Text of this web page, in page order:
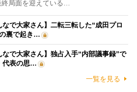
終局面を迎えている…
なで大家さん】二転三転した“成田プロ
裏で起き…
なで大家さん】独占入手“内部議事録”で
代表の思…
一覧を見る